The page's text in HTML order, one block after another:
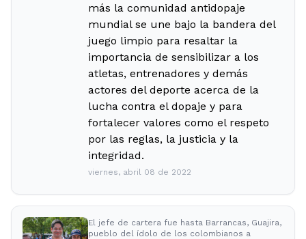
más la comunidad antidopaje
mundial se une bajo la bandera del
juego limpio para resaltar la
importancia de sensibilizar a los
atletas, entrenadores y demás
actores del deporte acerca de la
lucha contra el dopaje y para
fortalecer valores como el respeto
por las reglas, la justicia y la
integridad.
viernes, abril 08 de 2022
El jefe de cartera fue hasta Barrancas, Guajira,
pueblo del ídolo de los colombianos a